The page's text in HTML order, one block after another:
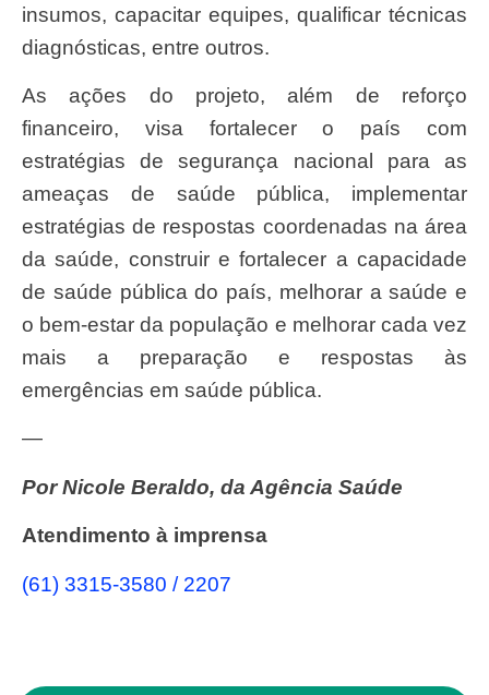
insumos, capacitar equipes, qualificar técnicas
diagnósticas, entre outros.
As ações do projeto, além de reforço
financeiro, visa fortalecer o país com
estratégias de segurança nacional para as
ameaças de saúde pública, implementar
estratégias de respostas coordenadas na área
da saúde, construir e fortalecer a capacidade
de saúde pública do país, melhorar a saúde e
o bem-estar da população e melhorar cada vez
mais a preparação e respostas às
emergências em saúde pública.
—
Por Nicole Beraldo, da Agência Saúde
Atendimento à imprensa
(61) 3315-3580 / 2207